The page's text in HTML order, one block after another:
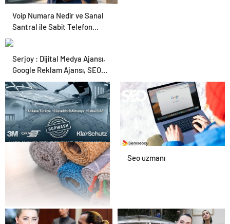
Voip Numara Nedir ve Sanal
Santral ile Sabit Telefon
Serjoy : Dijital Medya Ajansı,
Google Reklam Ajansı, SEO
Ajansı ve Web Tasarım Ajansı
UETDS Nedir ? Uetds.com
İle Akıllı Dijital Taşımacılık
Yazılımı
Seo uzmanı
Çayyolu Halı Yıkama